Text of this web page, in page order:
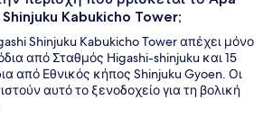
Kabukicho Tower;
Shinjuku Kabukicho Tower απέχει μόνο
από Σταθμός Higashi-shinjuku και 15
από Εθνικός κήπος Shinjuku Gyoen. Οι
αυτό το ξενοδοχείο για τη βολική